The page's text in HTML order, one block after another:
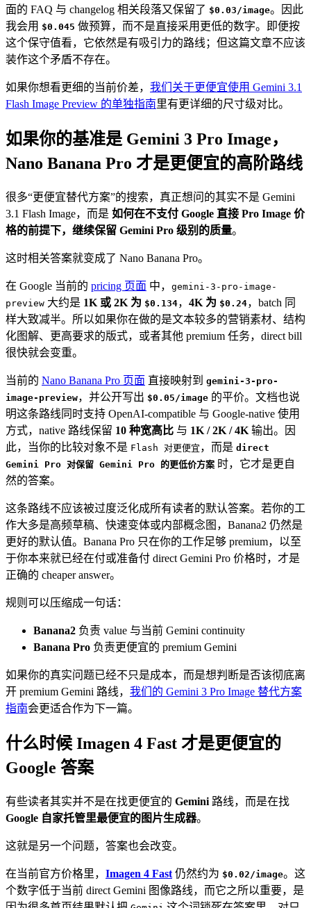
面的 FAQ 与 changelog 相关段落又保留了 $0.03/image。因此
我会用 $0.045 做预算，而不是直接采用更低的数字。即便按
这个保守值看，它依然是有吸引力的路线；但这篇文章不应该
装作这个矛盾不存在。
如果你想看更细的当前价差， 我们关于更便宜使用 Gemini 3.1
Flash Image Preview 的单独指南里有更详细的尺寸级对比。
如果你的基准是 Gemini 3 Pro Image，
Nano Banana Pro 才是更便宜的高阶路线
很多“更便宜替代方案”的搜索，真正想问的其实不是 Gemini
3.1 Flash Image，而是 如何在不支付 Google 直接 Pro Image 价
格的前提下，继续保留 Gemini Pro 级别的质量。
这时相关答案就变成了 Nano Banana Pro。
在 Google 当前的 pricing 页面 中， gemini-3-pro-image-
preview 大约是 1K 或 2K 为 $0.134， 4K 为 $0.24，batch 同
样大致减半。所以如果你在做的是文本较多的营销素材、结构
化图解、更高要求的版式，或者其他 premium 任务，direct bill
很快就会变重。
当前的 Nano Banana Pro 页面 直接映射到 gemini-3-pro-
image-preview，并公开写出 $0.05/image 的平价。文档也说
明这条路线同时支持 OpenAI-compatible 与 Google-native 使用
方式，native 路线保留 10 种宽高比 与 1K / 2K / 4K 输出。因
此，当你的比较对象不是 Flash 对更便宜 ，而是 direct
Gemini Pro 对保留 Gemini Pro 的更低价方案 时，它才是更自
然的答案。
这条路线不应该被过度泛化成所有读者的默认答案。若你的工
作大多是高频草稿、快速变体或内部概念图，Banana2 仍然是
更好的默认值。Banana Pro 只在你的工作足够 premium，以至
于你本来就已经在付或准备付 direct Gemini Pro 价格时，才是
正确的 cheaper answer。
规则可以压缩成一句话：
Banana2 负责 value 与当前 Gemini continuity
Banana Pro 负责更便宜的 premium Gemini
如果你的真实问题已经不只是成本，而是想判断是否该彻底离
开 premium Gemini 路线， 我们的 Gemini 3 Pro Image 替代方案
指南会更适合作为下一篇。
什么时候 Imagen 4 Fast 才是更便宜的
Google 答案
有些读者其实并不是在找更便宜的 Gemini 路线，而是在找
Google 自家托管里最便宜的图片生成器。
这就是另一个问题，答案也会改变。
在当前官方价格里， Imagen 4 Fast 仍然约为 $0.02/image。这
个数字低于当前 direct Gemini 图像路线，而它之所以重要，是